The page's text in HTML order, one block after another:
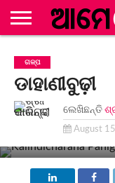
ପୃଷ୍ଠା
ବିଭାଗ
ସଂକଳନ
ଲେଖିକା/
ଲେଖକ
ମଣ୍ଡଳୀ
ନିୟମାବଳୀ
ସମ୍ପାଦକୀୟ
ମଣ୍ଡଳୀ
ବିଜ୍ଞାପନ
ଯୋଗାଯୋଗ
ଗଳ୍ପ
ଡାହାଣୀବୁଢ଼ୀ
ଲେଖିଛନ୍ତି
August